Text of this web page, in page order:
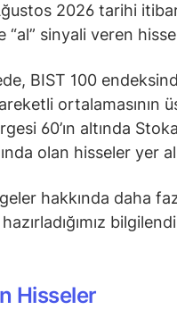
2026 tarihi
sinyali veren
BIST 100
ortalamasının
60’ın altında
olan hisseler yer
hakkında daha
Hisseler